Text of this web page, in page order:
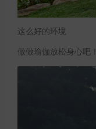
这么好的环境
做做瑜伽放松身心吧！